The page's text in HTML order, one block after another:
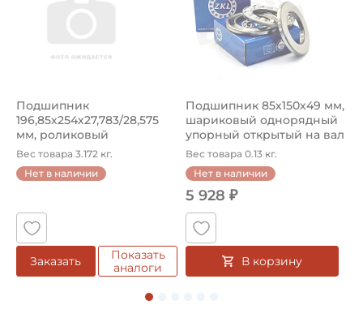
Подшипник
196,85х254х27,783/28,575
мм, роликовый
однорядный конический
...
Вес товара 3.172 кг.
Нет в наличии
Заказать
Показать
аналоги
Подшипник 85х150х49 мм,
шариковый однорядный
упорный открытый на вал
85...
Вес товара 0.13 кг.
Нет в наличии
5 928 ₽
В корзину